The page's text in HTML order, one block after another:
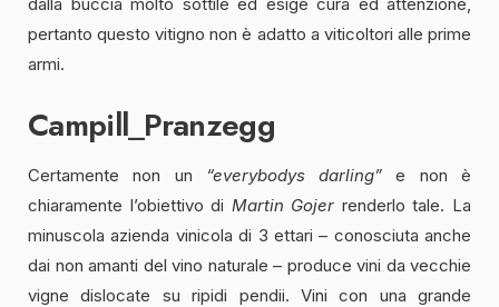
pertanto questo vitigno non è adatto a viticoltori alle prime
armi.
Campill_Pranzegg
Certamente non un “everybodys darling” e non è
chiaramente l’obiettivo di Martin Gojer renderlo tale. La
minuscola azienda vinicola di 3 ettari – conosciuta anche
dai non amanti del vino naturale – produce vini da vecchie
vigne dislocate su ripidi pendii. Vini con una grande